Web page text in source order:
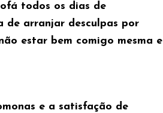
todos os dias de
de arranjar desculpas por
estar bem comigo mesma e
e a satisfação de